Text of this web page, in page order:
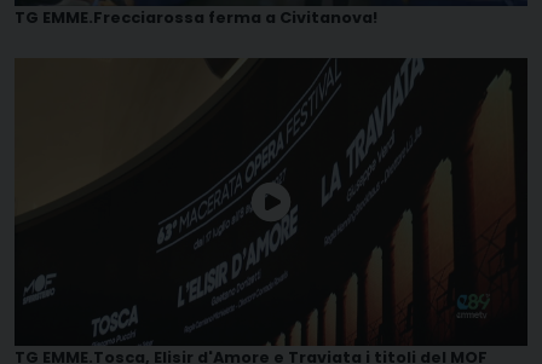
TG EMME.Frecciarossa ferma a Civitanova!
TG EMME.Tosca, Elisir d'Amore e Traviata i titoli del MOF